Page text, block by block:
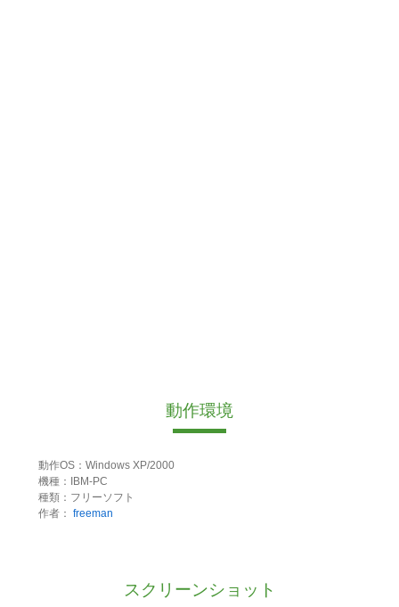
動作環境
動作OS：Windows XP/2000
機種：IBM-PC
種類：フリーソフト
作者： freeman
スクリーンショット